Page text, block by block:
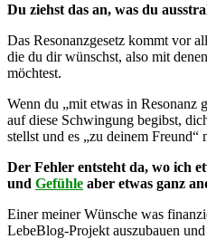
Du ziehst das an, was du
Das Resonanzgesetz kommt vor
die du dir wünschst, also mit
möchtest.
Wenn du „mit etwas in Resonanz
auf diese Schwingung begibst,
stellst und es „zu deinem Freund“
Der Fehler entsteht da, wo ich
und Gefühle aber etwas ganz
Einer meiner Wünsche was
LebeBlog-Projekt auszubauen